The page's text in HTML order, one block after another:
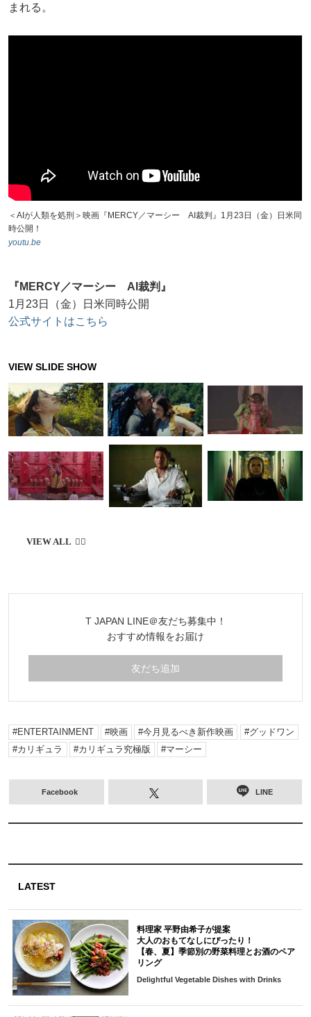
まれる。
＜AIが人類を処刑＞映画『MERCY／マーシー AI裁判』1月23日（金）日米同
時公開！
youtu.be
『MERCY／マーシー AI裁判』
1月23日（金）日米同時公開
公式サイトはこちら
T JAPAN LINE＠友だち募集中！
おすすめ情報をお届け
友だち追加
ENTERTAINMENT 映画 今月見るべき新作映画
グッドワン
カリギュラ
カリギュラ究極版 マーシー
Facebook LINE
LATEST
料理家 平野由希子が提案
大人のおもてなしにぴったり！
【春、夏】季節別の野菜料理とお酒のペア
リング
Delightful Vegetable Dishes with Drinks